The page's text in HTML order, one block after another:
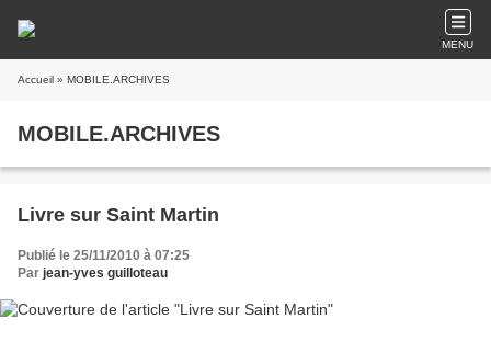
MENU
Accueil » MOBILE.ARCHIVES
MOBILE.ARCHIVES
Livre sur Saint Martin
Publié le 25/11/2010 à 07:25
Par jean-yves guilloteau